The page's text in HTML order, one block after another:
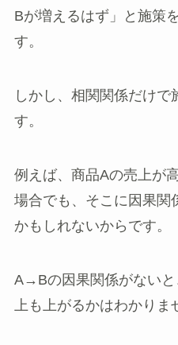
Bが増えるはず」と施策
す。
しかし、相関関係だけ
す。
例えば、商品Aの売上が
場合でも、そこに因果関
かもしれないからです。
A→Bの因果関係がない
上も上がるかはわかりま